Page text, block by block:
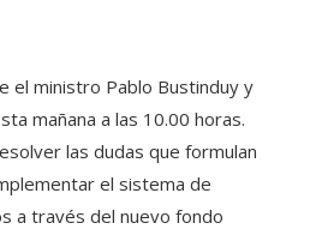
el ministro Pablo Bustinduy y
mañana a las 10.00 horas.
las dudas que formulan
el sistema de
a través del nuevo fondo